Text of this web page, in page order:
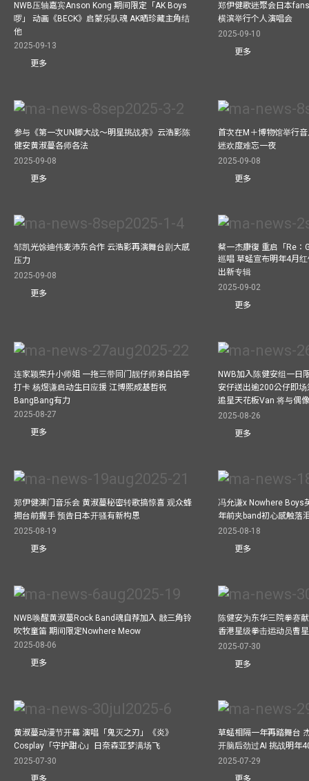
NWB压轴嘉宾Anson Kong 期间限定「AK Boys
啰」 动画《BECK》启蒙乐队魂 AK晒珍藏主角结
他
2025-09-13
更多
郑伊健歌迷聚会日本
横滨举行个人演唱会
2025-09-10
更多
参与《第一次UN脚大战～明星挑战赛》云浩影陈
健安黄淑蔓各师各法
2025-09-08
更多
首次在M＋博物馆举行
迷欢度难忘一夜
2025-09-08
更多
邹凯光馀迪伟麦沛东合作 云浩影再演舞台剧大感
压力
2025-09-08
更多
蔡一杰康復 重启「Re：
巡唱 草蜢宣布明年4月
出新专辑
2025-09-02
更多
连家颖荣升小师姐 一拖三带同门靓仔师弟自拍亭
打卡 杨煜谦启动生日应援 江博熙成基哲祝
BangBang有力
2025-08-27
更多
NWB加入陈健安组一日
安仔送出逾200公仔即
追星天花板Van 将与偶
2025-08-26
更多
郑伊健澳门音乐会 黄淑蔓秘密转歌搞惊喜 观众蜂
拥台前握手 预告日本开骚有新构思
2025-08-19
更多
冯允谦x Nowhere Boys
年前夹band初心感触落
2025-08-18
更多
NWB唤醒黄淑蔓Rock Band魂自荐加入 敲三角铃
吹牧童笛 期间限定Nowhere Meow
2025-08-06
更多
陈健安为东华三院拳赛
香港星级拳击运动员曹
2025-07-30
更多
黄淑蔓动漫节开幕 演唱「鬼灭之刃」《炎》
Cosplay「守护甜心」日奈森亚梦满场飞
2025-07-30
草蜢相隔一年再踏舞台
开脑后劲过AI 挑战明年
2025-07-29